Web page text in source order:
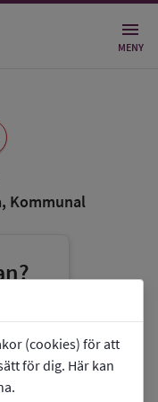
(cookies) för att
för dig. Här kan
MENY
, Kommunal